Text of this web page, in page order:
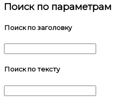
Поиск по параметрам
Поиск по заголовку
Поиск по тексту